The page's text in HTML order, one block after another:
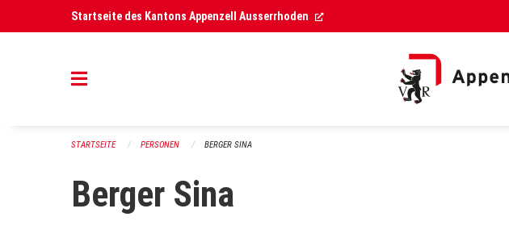
Navigation überspringenStartseite des Kantons Appenzell Ausserrhoden (External Link)
STARTSEITE PERSONEN BERGER SINA
Berger Sina